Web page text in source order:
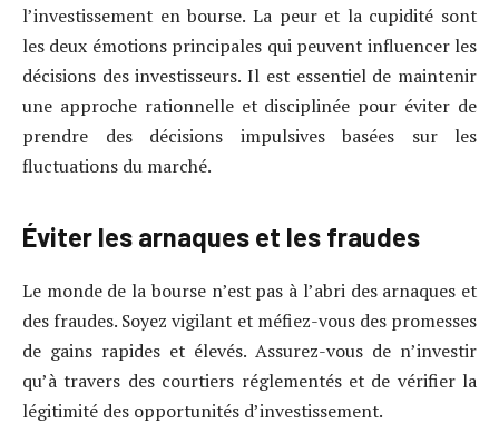
l’investissement en bourse. La peur et la cupidité sont
les deux émotions principales qui peuvent influencer les
décisions des investisseurs. Il est essentiel de maintenir
une approche rationnelle et disciplinée pour éviter de
prendre des décisions impulsives basées sur les
fluctuations du marché.
Éviter les arnaques et les fraudes
Le monde de la bourse n’est pas à l’abri des arnaques et
des fraudes. Soyez vigilant et méfiez-vous des promesses
de gains rapides et élevés. Assurez-vous de n’investir
qu’à travers des courtiers réglementés et de vérifier la
légitimité des opportunités d’investissement.